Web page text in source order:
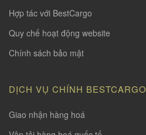
Hợp tác với BestCargo
Quy chế hoạt động website
Chính sách bảo mật
DỊCH VỤ CHÍNH BESTCARGO
Giao nhận hàng hoá